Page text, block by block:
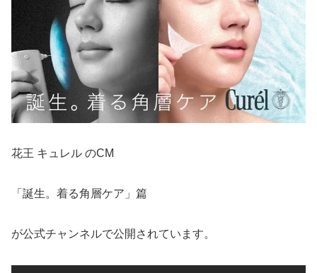
花王 キュレル のCM
「誕生。着る角層ケア」篇
が公式チャンネルで公開されています。